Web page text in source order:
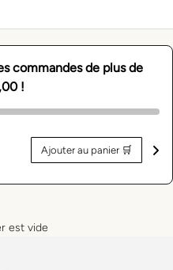
commandes de plus de
!
Ajouter au panier 🛒
est vide